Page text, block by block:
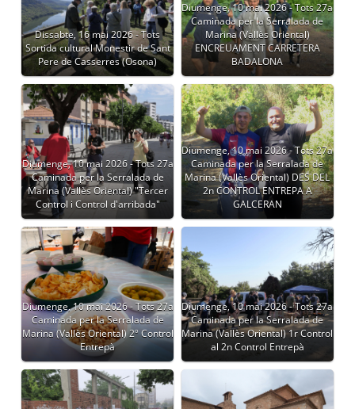
Dissabte, 16 mai 2026 - Tots
Sortida cultural Monestir de Sant
Pere de Casserres (Osona)
Diumenge, 10 mai 2026 - Tots 27a
Caminada per la Serralada de
Marina (Vallès Oriental)
ENCREUAMENT CARRETERA
BADALONA
Diumenge, 10 mai 2026 - Tots 27a
Caminada per la Serralada de
Marina (Vallès Oriental) "Tercer
Control i Control d'arribada"
Diumenge, 10 mai 2026 - Tots 27a
Caminada per la Serralada de
Marina (Vallès Oriental) DES DEL
2n CONTROL ENTREPA A
GALCERAN
Diumenge, 10 mai 2026 - Tots 27a
Caminada per la Serralada de
Marina (Vallès Oriental) 2º Control
Entrepà
Diumenge, 10 mai 2026 - Tots 27a
Caminada per la Serralada de
Marina (Vallès Oriental) 1r Control
al 2n Control Entrepà